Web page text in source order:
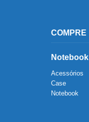
COMPRE
Notebook
Acessórios
Case
Notebook